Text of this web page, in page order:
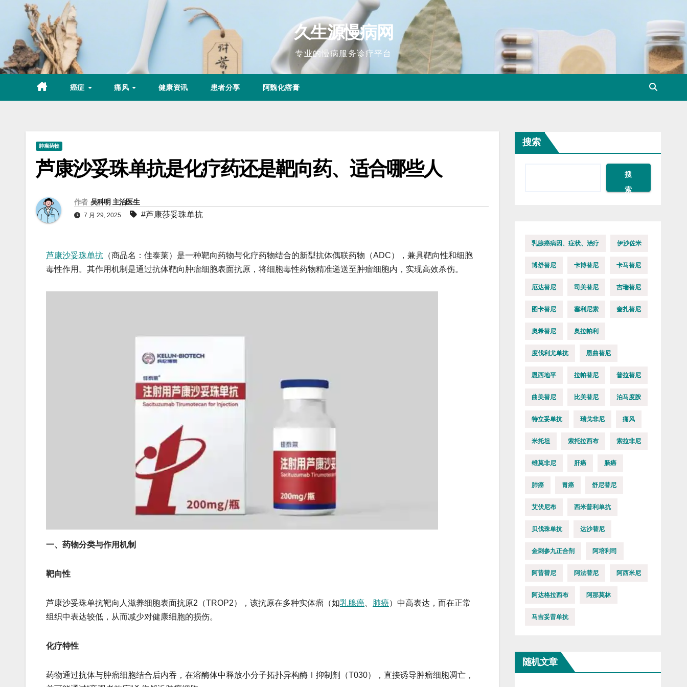
content
久生源慢病网
专业的慢病服务诊疗平台
癌症 痛风 健康资讯 患者分享 阿魏化痞膏
肿瘤药物
芦康沙妥珠单抗是化疗药还是靶向药、适合哪些人
作者 吴科明 主治医生
7 月 29, 2025 #芦康莎妥珠单抗
芦康沙妥珠单抗 （商品名：佳泰莱）是一种​​靶向药物与化疗药物结合的新型抗体偶联药物（ADC）​​，兼具靶向性和细胞
毒性作用。其作用机制是通过抗体靶向肿瘤细胞表面抗原，将细胞毒性药物精准递送至肿瘤细胞内，实现高效杀伤。
一、药物分类与作用机制
​​靶向性​​
芦康沙妥珠单抗靶向人滋养细胞表面抗原2（TROP2），该抗原在多种实体瘤（如乳腺癌 肺癌）中高表达，而在正常
组织中表达较低，从而减少对健康细胞的损伤。
​​化疗特性​​
药物通过抗体与肿瘤细胞结合后内吞，在溶酶体中释放小分子拓扑异构酶Ⅰ抑制剂（T030），直接诱导肿瘤细胞凋亡，
搜索
搜
索
乳腺癌病因、症状、治疗 伊沙佐米
博舒替尼 卡博替尼 卡马替尼
厄达替尼 司美替尼 吉瑞替尼
图卡替尼 塞利尼索 奎扎替尼
奥希替尼 奥拉帕利
度伐利尤单抗 恩曲替尼
恩西地平 拉帕替尼 普拉替尼
曲美替尼 比美替尼 泊马度胺
特立妥单抗 瑞戈非尼 痛风
米托坦 索托拉西布 索拉非尼
维莫非尼 肝癌 肠癌
肺癌 胃癌 舒尼替尼
艾伏尼布 西米普利单抗
贝伐珠单抗 达沙替尼
金刺参九正合剂 阿培利司
阿昔替尼 阿法替尼 阿西米尼
阿达格拉西布 阿那莫林
马吉妥昔单抗
随机文章